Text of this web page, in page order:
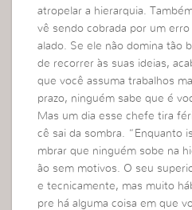
atropelar a hierarquia.
vê sendo cobrada por um
alado. Se ele não domina tão
de recorrer às suas ideias,
que você assuma trabalhos
prazo, ninguém sabe que é
Mas um dia esse chefe tira
cê sai da sombra. “Enquanto
mbrar que ninguém sobe na
ão sem motivos. O seu
e tecnicamente, mas muito
pre há alguma coisa em que